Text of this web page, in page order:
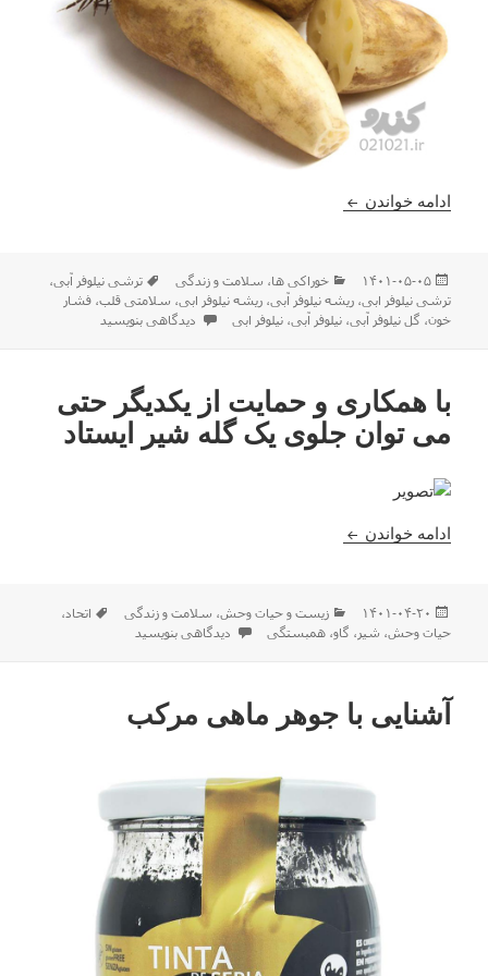
ادامه خواندن خواص ریشه نیلوفر آبی مناسب برای قلب و فشار
ارسال
شده
در
۱۴۰۱-۰۵-۰۵ دسته‌ها
خوراکی ها، سلامت و زندگی برچسب‌ها
ترشی نیلوفر آبی،
ترشی نیلوفر ابی،ریشه نیلوفر آبی،ریشه نیلوفر ابی، سلامتی قلب،فشار
خون، گل نیلوفر آبی،نیلوفر آبی،نیلوفر ابی برای خواص ریشه نیلوفر آبی مناسب
دیدگاهی بنویسید
با همکاری و حمایت از یکدیگر حتى
مى توان جلوى یک گله شیر ایستاد
ادامه خواندن با همکاری و حمایت از یکدیگر حتى مى توان جلوى یک
ارسال
شده
۱۴۰۱-۰۴-۲۰ دسته‌ها
زیست و حیات وحش، سلامت و زندگی برچسب‌ها
اتحاد،
حیات وحش، شیر ، گاو،همبستگی برای با همکاری و حمایت از یکدیگر حتى
دیدگاهی بنویسید
آشنایی با جوهر ماهی مرکب